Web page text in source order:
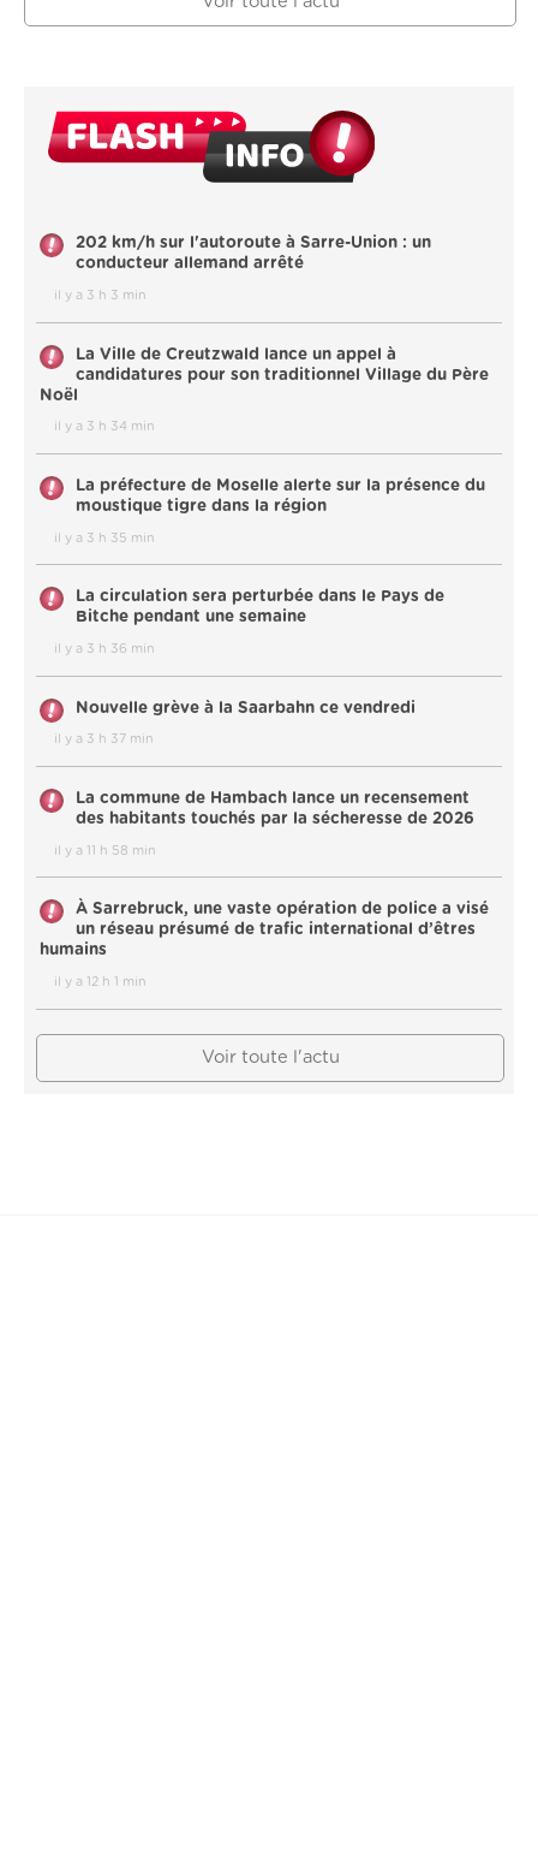
202 km/h sur l'autoroute à Sarre-Union : un
conducteur allemand arrêté
il y a 3 h 3 min
La Ville de Creutzwald lance un appel à
candidatures pour son traditionnel Village du Père
Noël
il y a 3 h 34 min
La préfecture de Moselle alerte sur la présence du
moustique tigre dans la région
il y a 3 h 35 min
La circulation sera perturbée dans le Pays de
Bitche pendant une semaine
il y a 3 h 36 min
Nouvelle grève à la Saarbahn ce vendredi
il y a 3 h 37 min
La commune de Hambach lance un recensement
des habitants touchés par la sécheresse de 2026
il y a 11 h 58 min
À Sarrebruck, une vaste opération de police a visé
un réseau présumé de trafic international d’êtres
humains
il y a 12 h 1 min
Voir toute l'actu